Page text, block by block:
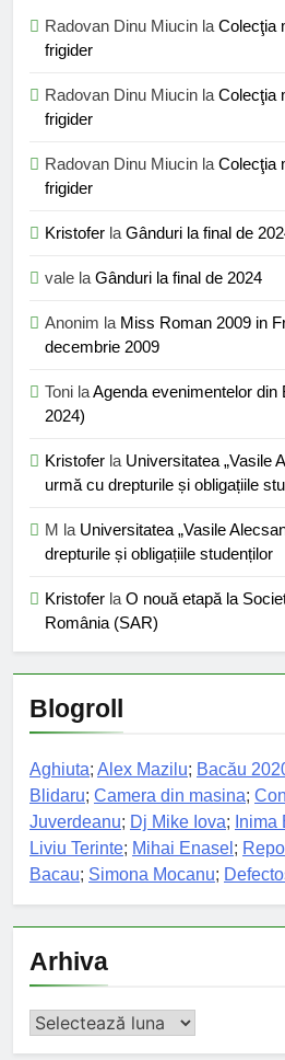
Radovan Dinu Miucin la Colecţia
frigider
Radovan Dinu Miucin la Colecţia
frigider
Radovan Dinu Miucin la Colecţia
frigider
Kristofer la Gânduri la final de
vale la Gânduri la final de 2024
Anonim la Miss Roman 2009 in
decembrie 2009
Toni laAgenda evenimentelor din
2024)
Kristofer la Universitatea „Vasile
urmă cu drepturile și obligațiile
M la Universitatea „Vasile
drepturile și obligațiile studenților
Kristofer la O nouă etapă la
România (SAR)
Blogroll
Aghiuta; Alex Mazilu; Bacău
Blidaru; Camera din masina;
Juverdeanu; Dj Mike Iova; Inima
Liviu Terinte; Mihai Enasel ;
Bacau; Simona Mocanu;
Arhiva
Arhiva